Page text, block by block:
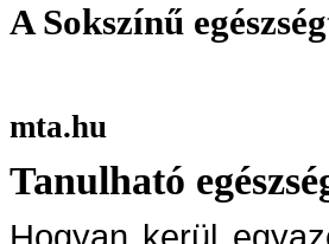
A Sokszínű
mta.hu
Tanulható